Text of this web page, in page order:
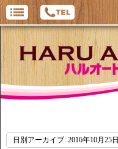
日別アーカイブ: 2016年10月25日